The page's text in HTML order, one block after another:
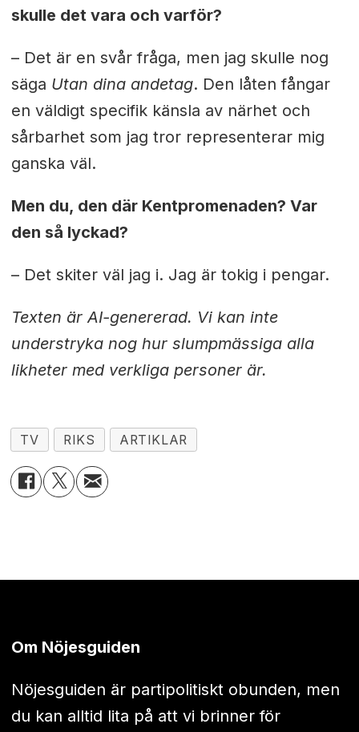
skulle det vara och varför?
– Det är en svår fråga, men jag skulle nog
säga Utan dina andetag. Den låten fångar
en väldigt specifik känsla av närhet och
sårbarhet som jag tror representerar mig
ganska väl.
Men du, den där Kentpromenaden? Var
den så lyckad?
– Det skiter väl jag i. Jag är tokig i pengar.
Texten är AI-genererad. Vi kan inte
understryka nog hur slumpmässiga alla
likheter med verkliga personer är.
TV RIKS ARTIKLAR
Om Nöjesguiden
Nöjesguiden är partipolitiskt obunden, men
du kan alltid lita på att vi brinner för